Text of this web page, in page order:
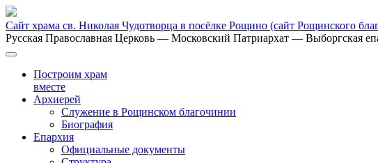
Сайт храма св. Николая Чудотворца в посёлке Рощино (сайт Рощинского
Русская Православная Церковь — Московский Патриархат — Выборгская
Построим храм
вместе
Архиерей
Служение в Рощинском благочинии
Биография
Епархия
Официальные документы